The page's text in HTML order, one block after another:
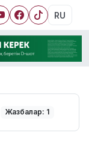
RU
Жазбалар: 1